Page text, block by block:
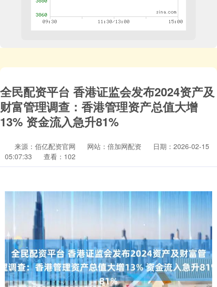
全民配资平台 香港证监会发布2024资产及
财富管理调查：香港管理资产总值大增
13% 资金流入急升81%
来源：佰亿配资官网 网站：倍加网配资
日期：2026-02-15
05:07:33
查看：102